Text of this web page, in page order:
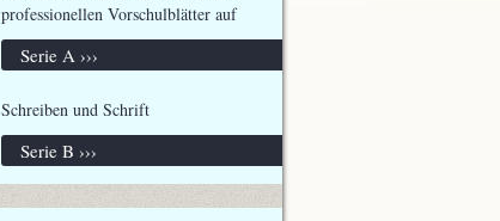
professionellen Vorschulblätter auf
Serie A ›››
Schreiben und Schrift
Serie B ›››